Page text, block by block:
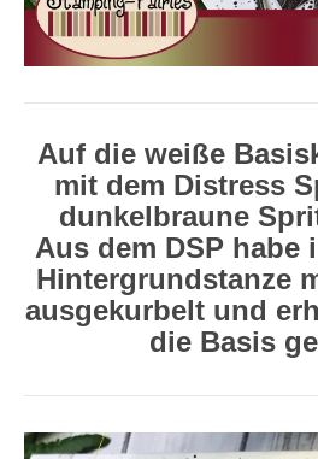
Auf die weiße
mit dem Distress
dunkelbraune
Aus dem DSP habe
Hintergrundstanze
ausgekurbelt und
die Basis